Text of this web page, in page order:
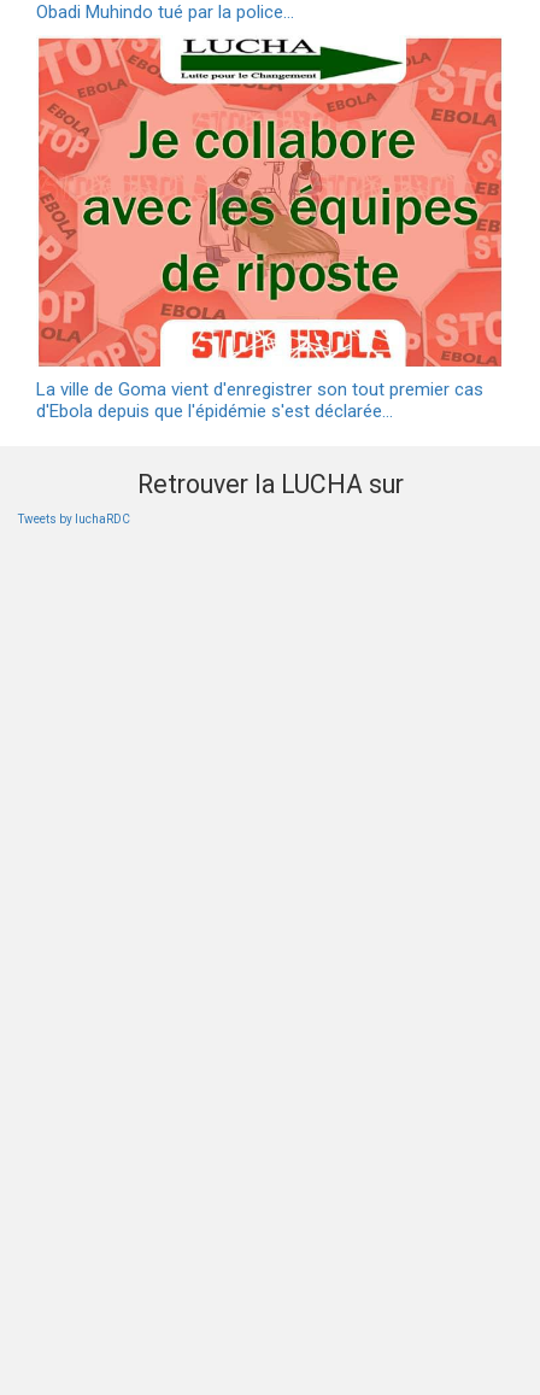
Obadi Muhindo tué par la police…
La ville de Goma vient d'enregistrer son tout premier cas
d'Ebola depuis que l'épidémie s'est déclarée…
Retrouver la LUCHA sur
Tweets by luchaRDC